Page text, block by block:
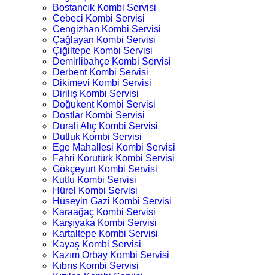
Bostancık Kombi Servisi
Cebeci Kombi Servisi
Cengizhan Kombi Servisi
Çağlayan Kombi Servisi
Çiğiltepe Kombi Servisi
Demirlibahçe Kombi Servisi
Derbent Kombi Servisi
Dikimevi Kombi Servisi
Diriliş Kombi Servisi
Doğukent Kombi Servisi
Dostlar Kombi Servisi
Durali Alıç Kombi Servisi
Dutluk Kombi Servisi
Ege Mahallesi Kombi Servisi
Fahri Korutürk Kombi Servisi
Gökçeyurt Kombi Servisi
Kutlu Kombi Servisi
Hürel Kombi Servisi
Hüseyin Gazi Kombi Servisi
Karaağaç Kombi Servisi
Karşıyaka Kombi Servisi
Kartaltepe Kombi Servisi
Kayaş Kombi Servisi
Kazım Orbay Kombi Servisi
Kıbrıs Kombi Servisi